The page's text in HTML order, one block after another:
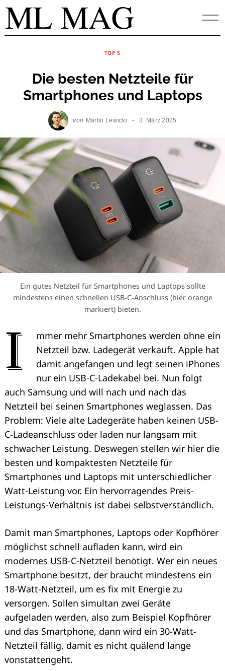
Skip
content
TOP 5
Die besten Netzteile für
Smartphones und Laptops
von Martin Lewicki 3. März 2025
Ein gutes Netzteil für Smartphones und Laptops sollte
mindestens einen schnellen USB-C-Anschluss (hier orange
markiert) bieten.
I
mmer mehr Smartphones werden ohne ein
Netzteil bzw. Ladegerät verkauft. Apple hat
damit angefangen und legt seinen iPhones
nur ein USB-C-Ladekabel bei. Nun folgt
auch Samsung und will nach und nach das
Netzteil bei seinen Smartphones weglassen. Das
Problem: Viele alte Ladegeräte haben keinen USB-
C-Ladeanschluss oder laden nur langsam mit
schwacher Leistung. Deswegen stellen wir hier die
besten und kompaktesten Netzteile für
Smartphones und Laptops mit unterschiedlicher
Watt-Leistung vor. Ein hervorragendes Preis-
Leistungs-Verhältnis ist dabei selbstverständlich.
Damit man Smartphones, Laptops oder Kopfhörer
möglichst schnell aufladen kann, wird ein
modernes USB-C-Netzteil benötigt. Wer ein neues
Smartphone besitzt, der braucht mindestens ein
18-Watt-Netzteil, um es fix mit Energie zu
versorgen. Sollen simultan zwei Geräte
aufgeladen werden, also zum Beispiel Kopfhörer
und das Smartphone, dann wird ein 30-Watt-
Netzteil fällig, damit es nicht quälend lange
vonstattengeht.